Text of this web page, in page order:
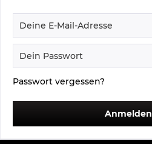
Passwort vergessen?
Anmelden